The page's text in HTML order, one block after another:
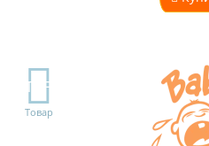
TOP
Товар